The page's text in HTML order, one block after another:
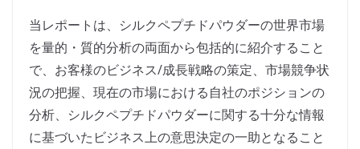
当レポートは、シルクペプチドパウダーの世界市場
を量的・質的分析の両面から包括的に紹介すること
で、お客様のビジネス/成長戦略の策定、市場競争状
況の把握、現在の市場における自社のポジションの
分析、シルクペプチドパウダーに関する十分な情報
に基づいたビジネス上の意思決定の一助となること